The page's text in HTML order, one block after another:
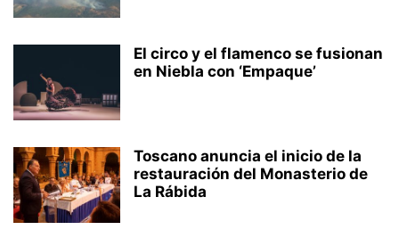
El circo y el flamenco se fusionan
en Niebla con ‘Empaque’
Toscano anuncia el inicio de la
restauración del Monasterio de
La Rábida